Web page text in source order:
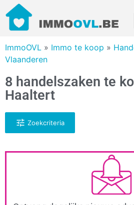
ImmoOVL » Immo te koop »
Vlaanderen
8 handelszaken te
Haaltert
Zoekcriteria